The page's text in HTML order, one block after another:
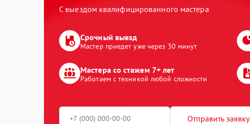
С выездом квалифицированного мастера
Срочный выезд
Мастер приедет уже через 30 минут
Мастера со стажем 7+ лет
Работаем с техникой любой сложности
Отправить заявку